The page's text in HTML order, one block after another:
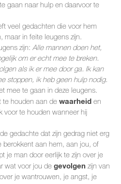
gaan naar hulp en daarvoor te
veel gedachten die voor hem
maar in feite leugens zijn.
zijn:Alle mannen doen het,
om er echt mee te breken.
als ik er mee door ga. Ik kan
stoppen, ik heb geen hulp nodig.
mee te gaan in deze leugens.
te houden aan dewaarheid en
voor te houden wanneer hij
gedachte dat zijn gedrag niet erg
berokkent aan hem, aan jou, of
je man door eerlijk te zijn over je
wat voor jou degevolgen zijn van
je wantrouwen, je angst, je